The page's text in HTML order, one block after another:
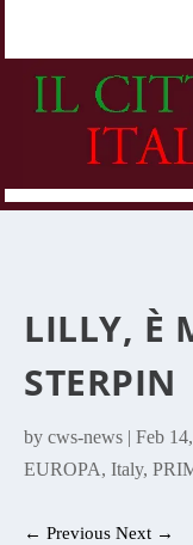
LILLY, È
STERPIN
bycws-news |Feb
EUROPA,Italy,
←Previous Next →